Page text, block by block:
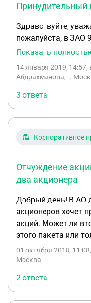
Принудительный
Здравствуйте, уважаемые
пожалуйста, в ЗАО
одному акционеру.
других
Показать
14 января 2019, 14:57,
Абдрахманова, г.
3 ответа
Корпоративное
Отчуждение
два акционера
Добрый день! В АО
акционеров хочет
акций. Может ли
этого пакета или
01 октября 2018, 11:08
Москва
2 ответа